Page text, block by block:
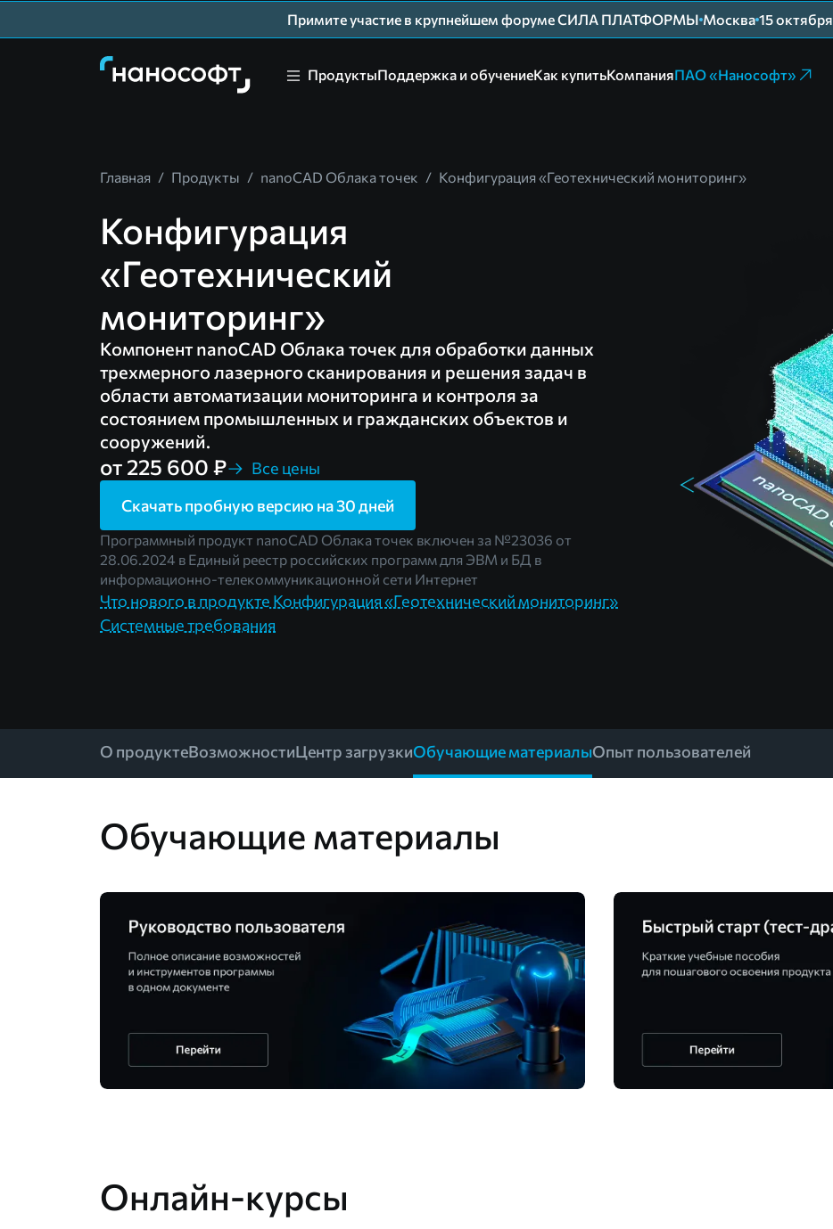
Примите участие в крупнейшем форуме СИЛА ПЛАТФОРМЫ Москва 15 октября
ПродуктыПоддержка и обучениеКак купитьКомпанияПАО «Нанософт»
Главная / Продукты / nanoCAD Облака точек / Конфигурация «Геотехнический мониторинг»
Конфигурация
«Геотехнический
мониторинг»
Компонент nanoCAD Облака точек для обработки данных
трехмерного лазерного сканирования и решения задач в
области автоматизации мониторинга и контроля за
состоянием промышленных и гражданских объектов и
сооружений.
от 225 600 ₽
Все цены
Скачать пробную версию на 30 дней
Программный продукт nanoCAD Облака точек включен за №23036 от
28.06.2024 в Единый реестр российских программ для ЭВМ и БД в
информационно-телекоммуникационной сети Интернет
Что нового в продукте Конфигурация «Геотехнический мониторинг»
Системные требования
О продуктеВозможностиЦентр загрузкиОбучающие материалыОпыт пользователей
Обучающие материалы
Онлайн-курсы